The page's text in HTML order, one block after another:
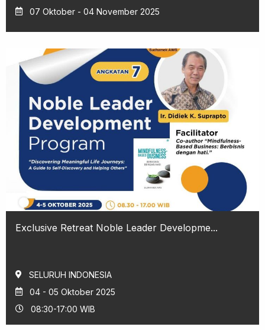
07 Oktober - 04 November 2025
Exclusive Retreat Noble Leader Developme...
SELURUH INDONESIA
04 - 05 Oktober 2025
08:30-17:00 WIB